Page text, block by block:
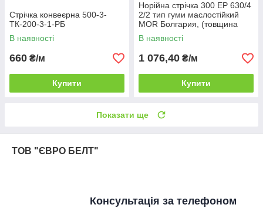
Стрічка конвеєрна 500-3-
ТК-200-3-1-РБ
В наявності
660 ₴/м
Купити
Норійна стрічка 300 EP 630/4
2/2 тип гуми маслостійкий
MOR Болгария, (товщина
8,5мм)
В наявності
1 076,40 ₴/м
Купити
Показати ще
ТОВ "ЄВРО БЕЛТ"
Консультація за телефоном